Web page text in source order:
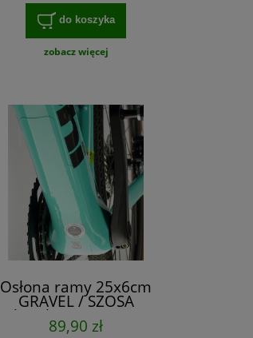
do koszyka
zobacz więcej
Osłona ramy 25x6cm
GRAVEL / SZOSA
absorbująca TSS 0,7
89,90 zł